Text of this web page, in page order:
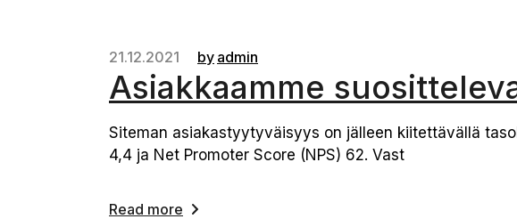
21.12.2021 by admin
Asiakkaamme
Siteman asiakastyytyväisyys on jälleen kiitettävällä
4,4 ja Net Promoter Score (NPS) 62. Vast
Read more